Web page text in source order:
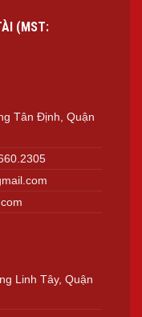
(MST:
Tân Định, Quận
Linh Tây, Quận